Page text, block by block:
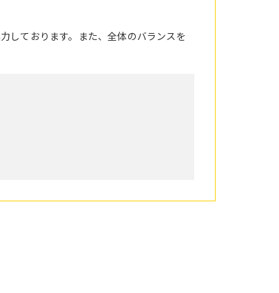
しております。また、全体のバランスを